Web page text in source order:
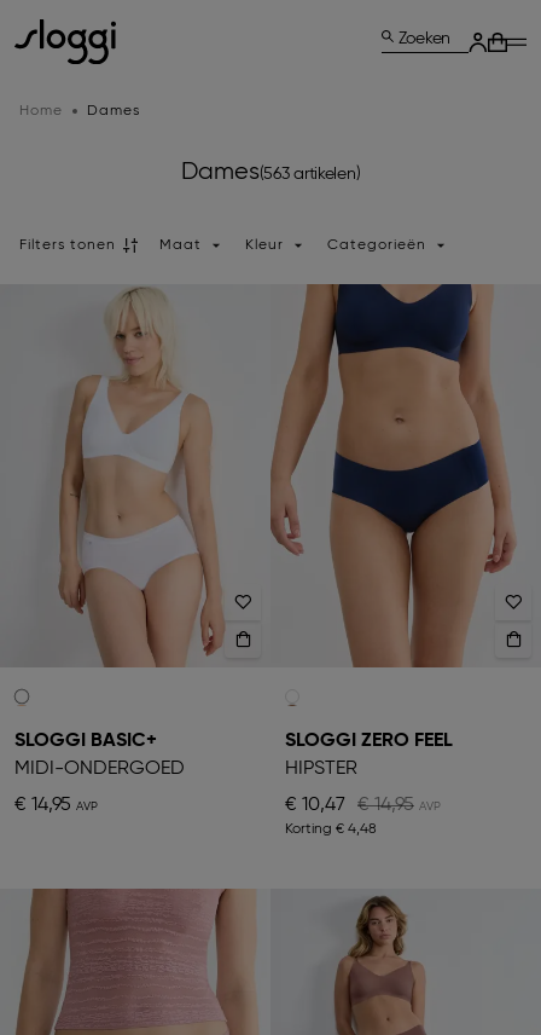
Zoeken
Home Dames
Dames(563 artikelen)
Filters tonen Maat Kleur Categorieën
SLOGGI BASIC+
MIDI-ONDERGOED
€ 14,95
SLOGGI ZERO FEEL
HIPSTER
€ 10,47
€ 14,95
Korting € 4,48